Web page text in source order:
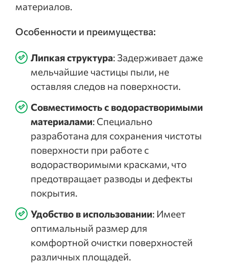
материалов.
Особенности и преимущества:
Липкая структура: Задерживает даже
мельчайшие частицы пыли, не
оставляя следов на поверхности.
Совместимость с водорастворимыми
материалами: Специально
разработана для сохранения чистоты
поверхности при работе с
водорастворимыми красками, что
предотвращает разводы и дефекты
покрытия.
Удобство в использовании: Имеет
оптимальный размер для
комфортной очистки поверхностей
различных площадей.